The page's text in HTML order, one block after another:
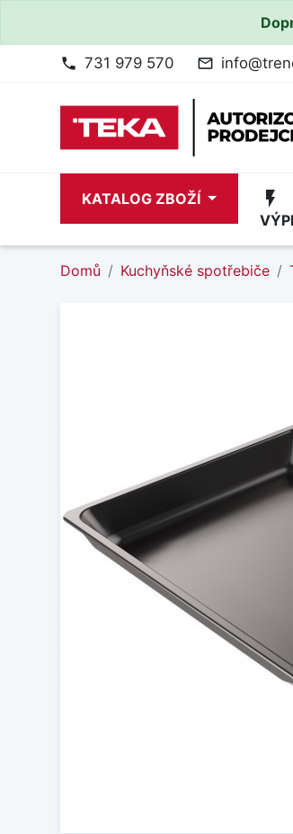
phone 731 979 570 mail_outline
KATALOG ZBOŽÍ flash_on
Domů Kuchyňské spotřebiče